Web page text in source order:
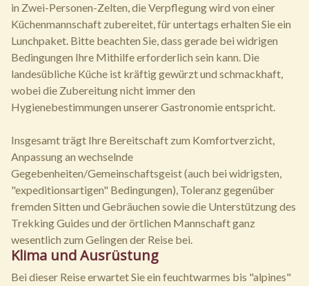
in Zwei-Personen-Zelten, die Verpflegung wird von einer
Küchenmannschaft zubereitet, für untertags erhalten Sie ein
Lunchpaket. Bitte beachten Sie, dass gerade bei widrigen
Bedingungen Ihre Mithilfe erforderlich sein kann. Die
landesübliche Küche ist kräftig gewürzt und schmackhaft,
wobei die Zubereitung nicht immer den
Hygienebestimmungen unserer Gastronomie entspricht.
Insgesamt trägt Ihre Bereitschaft zum Komfortverzicht,
Anpassung an wechselnde
Gegebenheiten/Gemeinschaftsgeist (auch bei widrigsten,
"expeditionsartigen" Bedingungen), Toleranz gegenüber
fremden Sitten und Gebräuchen sowie die Unterstützung des
Trekking Guides und der örtlichen Mannschaft ganz
wesentlich zum Gelingen der Reise bei.
Klima und Ausrüstung
Bei dieser Reise erwartet Sie ein feuchtwarmes bis "alpines"